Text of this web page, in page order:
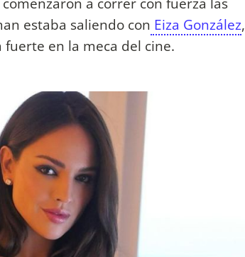
estaba saliendo con Eiza González,
en la meca del cine.